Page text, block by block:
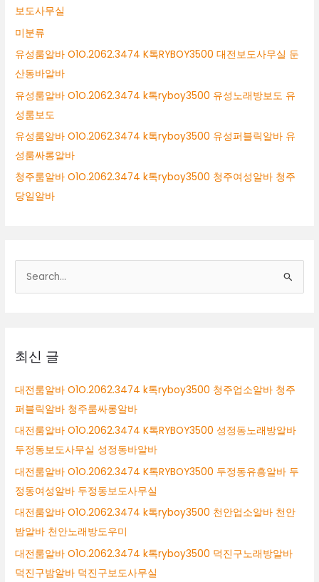
보도사무실
미분류
유성룸알바 O1O.2062.3474 K톡RYBOY3500 대전보도사무실 둔
산동바알바
유성룸알바 O1O.2062.3474 k톡ryboy3500 유성노래방보도 유
성룸보도
유성룸알바 O1O.2062.3474 k톡ryboy3500 유성퍼블릭알바 유
성룸싸롱알바
청주룸알바 O1O.2062.3474 k톡ryboy3500 청주여성알바 청주
당일알바
색
최신 글
대전룸알바 O1O.2062.3474 k톡ryboy3500 청주업소알바 청주
퍼블릭알바 청주룸싸롱알바
대전룸알바 O1O.2062.3474 K톡RYBOY3500 성정동노래방알바
두정동보도사무실 성정동바알바
대전룸알바 O1O.2062.3474 K톡RYBOY3500 두정동유흥알바 두
정동여성알바 두정동보도사무실
대전룸알바 O1O.2062.3474 k톡ryboy3500 천안업소알바 천안
밤알바 천안노래방도우미
대전룸알바 O1O.2062.3474 k톡ryboy3500 덕진구노래방알바
덕진구밤알바 덕진구보도사무실